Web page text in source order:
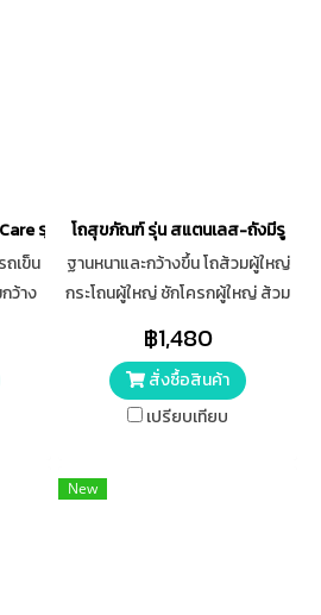
รุ่น Mind Care ขนาด M ล้อเล็ก
ถเข็น
ว้าง
40
โถสุขภัณฑ์ รุ่น สแตนเลส-ถังมีรู
ฐานหนาและกว้างขึ้น โถส้วมผู้ใหญ่
กระโถนผู้ใหญ่ ชักโครกผู้ใหญ่ ส้วม
คนแก่
฿1,480
สั่งซื้อสินค้า
เปรียบเทียบ
New